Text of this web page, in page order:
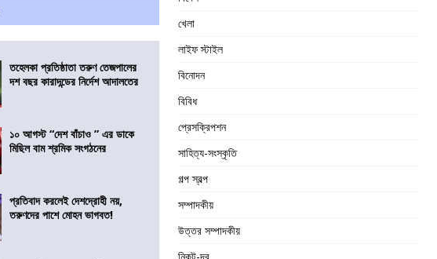
তহেলকা প্রতিষ্ঠাতা তরুণ তেজপালের
দশ বছর কারাদন্ডের নির্দেশ আদালতের
১০ আগস্ট “দেশ বাঁচাও ” এর ডাকে
মিছিল বাম শ্রমিক সংগঠনের
প্রতিবাদ করলেই দেশদ্রোহী নয়,
তরুণদের পাশে মোহন ভাগবত!
খেলা
লাইফ স্টাইল
বিনোদন
বিবিধ
প্রেসক্রিপশন
সাহিত্য-সংস্কৃতি
গল্প স্বল্প
সম্পাদকীয়
উত্তর সম্পাদকীয়